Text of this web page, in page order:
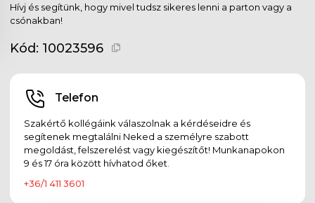
Hívj és segítünk, hogy mivel tudsz sikeres lenni a parton vagy a
csónakban!
Kód: 10023596
Telefon
Szakértő kollégáink válaszolnak a kérdéseidre és
segítenek megtalálni Neked a személyre szabott
megoldást, felszerelést vagy kiegészítőt! Munkanapokon
9 és 17 óra között hívhatod őket.
+36/1 411 3601